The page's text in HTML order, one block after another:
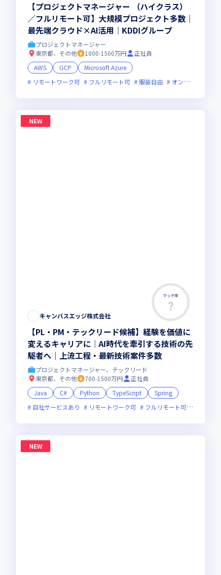
【プロジェクトマネージャー （ハイクラス）
／フルリモート可】大規模プロジェクト多数｜
最先端クラウド×AI活用｜KDDIグループ
プロジェクトマネージャー
東京都、その他
1000-1500万円
正社員
AWS
GCP
Microsoft Azure
リモートワーク可
フルリモート可 服装自由 オンライン選考可
NEW
マッチ率
キャンバスエッジ株式会社
【PL・PM・テックリード候補】経験を価値に
変えるキャリアに｜AI時代を牽引する技術の先
駆者へ｜上流工程・最新技術案件多数
プロジェクトマネージャー、テックリード
東京都、その他
700-1500万円
正社員
Java
C# Python TypeScript
Spring
自社サービスあり
リモートワーク可 フルリモート可
NEW